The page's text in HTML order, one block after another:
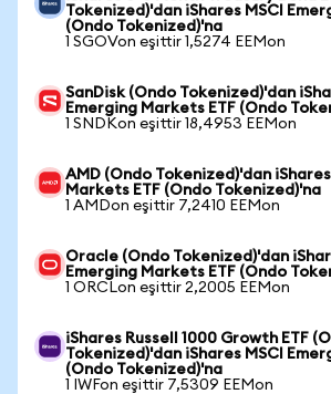
Tokenized)'dan iShares MSCI
(Ondo Tokenized)'na
1 SGOVon eşittir 1,5274 EEMon
SanDisk (Ondo Tokenized)'dan
Emerging Markets ETF (Ondo
1 SNDKon eşittir 18,4953 EEMon
AMD (Ondo Tokenized)'dan
Markets ETF (Ondo Tokenized)'na
1 AMDon eşittir 7,2410 EEMon
Oracle (Ondo Tokenized)'dan
Emerging Markets ETF (Ondo
1 ORCLon eşittir 2,2005 EEMon
iShares Russell 1000 Growth ETF
Tokenized)'dan iShares MSCI
(Ondo Tokenized)'na
1 IWFon eşittir 7,5309 EEMon